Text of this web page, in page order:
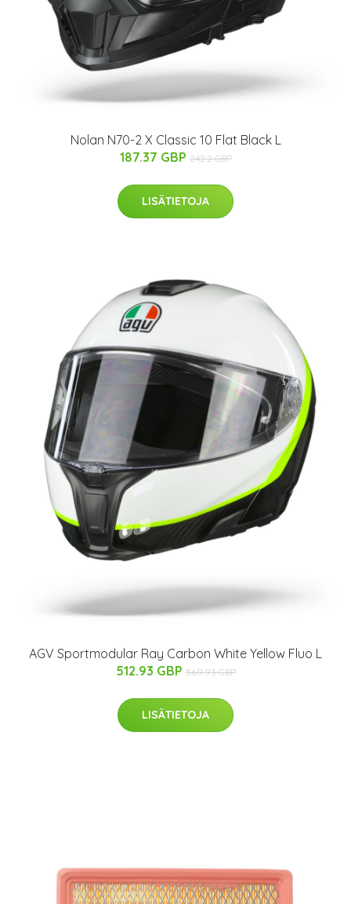
Nolan N70-2 X Classic 10 Flat Black L
187.37 GBP 242.2 GBP
LISÄTIETOJA
AGV Sportmodular Ray Carbon White Yellow Fluo L
512.93 GBP 569.93 GBP
LISÄTIETOJA